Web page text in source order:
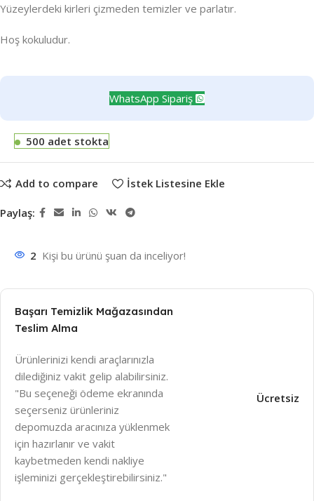
Yüzeylerdeki kirleri çizmeden temizler ve parlatır.
Hoş kokuludur.
WhatsApp Sipariş
500 adet stokta
Add to compare İstek Listesine Ekle
Paylaş:
2 Kişi bu ürünü şuan da inceliyor!
Başarı Temizlik Mağazasından
Teslim Alma
Ürünlerinizi kendi araçlarınızla
dilediğiniz vakit gelip alabilirsiniz.
"Bu seçeneği ödeme ekranında
seçerseniz ürünleriniz
depomuzda aracınıza yüklenmek
için hazırlanır ve vakit
kaybetmeden kendi nakliye
işleminizi gerçekleştirebilirsiniz."
Ücretsiz